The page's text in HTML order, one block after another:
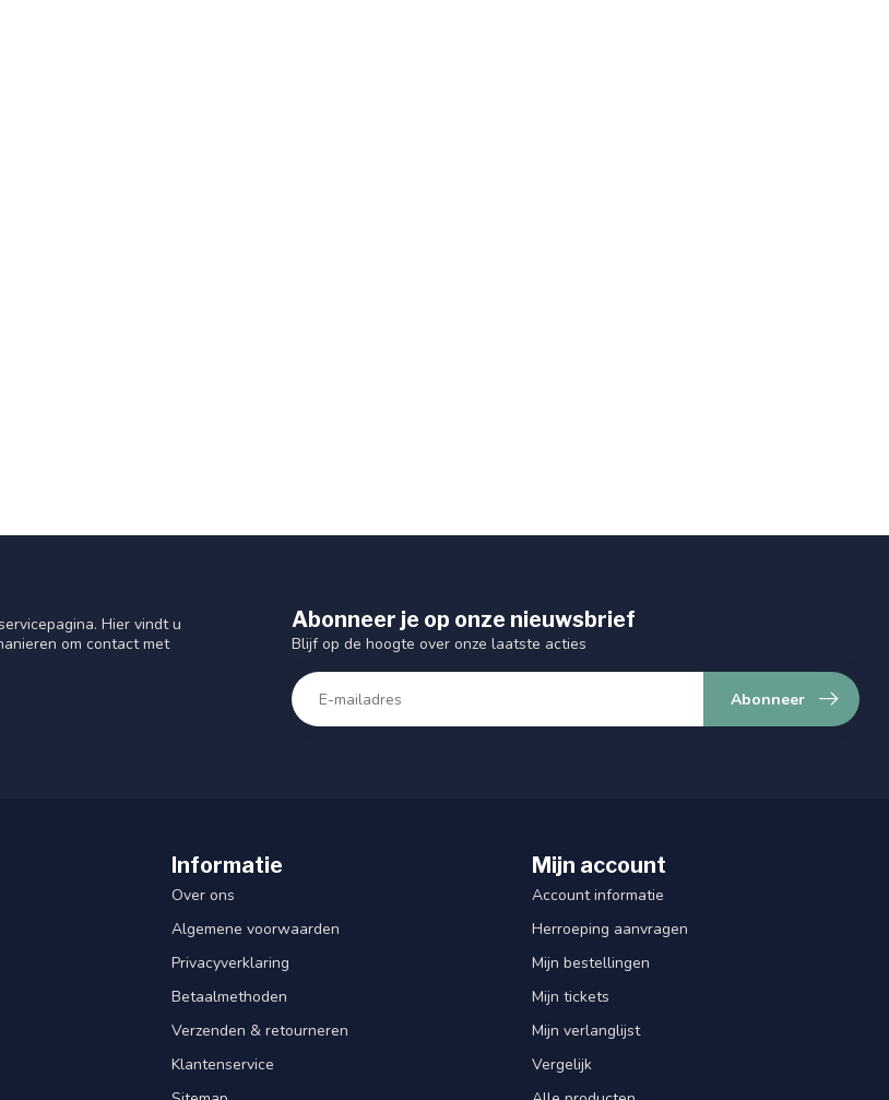
Hier vindt u
om contact met
Abonneer je op onze nieuwsbrief
Blijf op de hoogte over onze laatste acties
Abonneer
Informatie
Over ons
Algemene voorwaarden
Privacyverklaring
Betaalmethoden
Verzenden & retourneren
Klantenservice
Mijn account
Account informatie
Herroeping aanvragen
Mijn bestellingen
Mijn tickets
Mijn verlanglijst
Vergelijk